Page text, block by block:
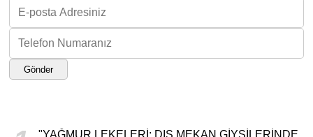
Gönder
"YAĞMUR LEKELERI: DIŞ MEKAN GIYSILERINDE